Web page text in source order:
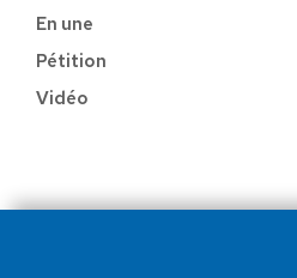
En une
Pétition
Vidéo